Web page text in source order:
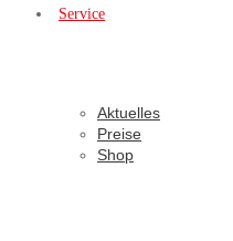
Service
Aktuelles
Preise
Shop